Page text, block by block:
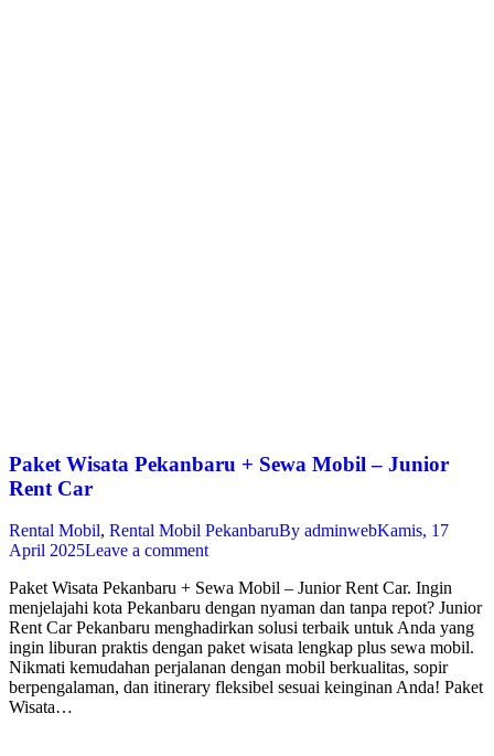
Paket Wisata Pekanbaru + Sewa Mobil – Junior
Rent Car
Rental Mobil, Rental Mobil PekanbaruBy adminwebKamis, 17
April 2025Leave a comment
Paket Wisata Pekanbaru + Sewa Mobil – Junior Rent Car. Ingin
menjelajahi kota Pekanbaru dengan nyaman dan tanpa repot? Junior
Rent Car Pekanbaru menghadirkan solusi terbaik untuk Anda yang
ingin liburan praktis dengan paket wisata lengkap plus sewa mobil.
Nikmati kemudahan perjalanan dengan mobil berkualitas, sopir
berpengalaman, dan itinerary fleksibel sesuai keinginan Anda! Paket
Wisata…